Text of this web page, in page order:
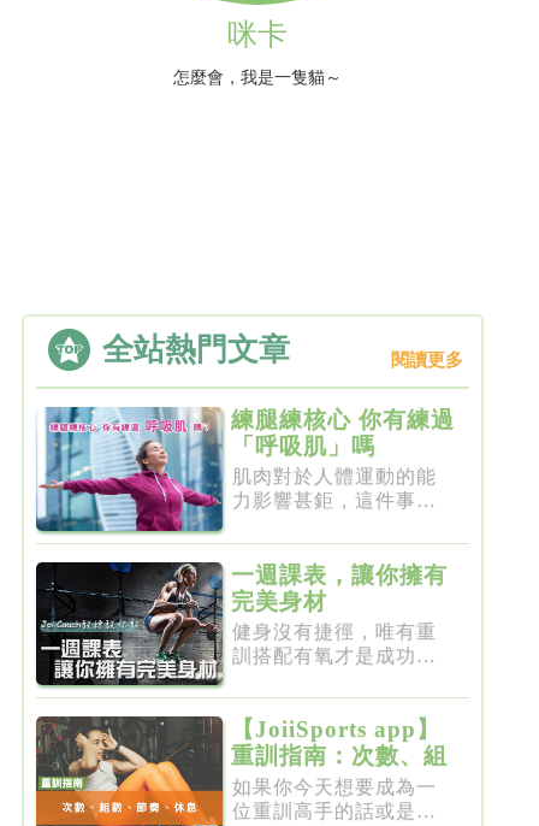
咪卡
怎麼會，我是一隻貓～
全站熱門文章 閱讀更多
練腿練核心 你有練過
「呼吸肌」嗎
肌肉對於人體運動的能
力影響甚鉅，這件事一
一週課表，讓你擁有
完美身材
健身沒有捷徑，唯有重
訓搭配有氧才是成功的
【JoiiSports app】
重訓指南：次數、組
數、節奏、休息
如果你今天想要成為一
位重訓高手的話或是想